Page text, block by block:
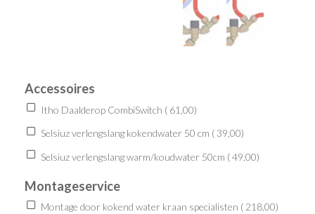
Accessoires
Itho Daalderop CombiSwitch ( 61,00)
Selsiuz verlengslang kokendwater 50 cm (39,00)
Selsiuz verlengslang warm/koudwater 50cm (49,00)
Montageservice
Montage door kokend water kraan specialisten ( 218,00)